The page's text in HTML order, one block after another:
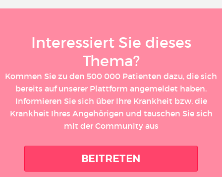
Interessiert Sie dieses
Thema?
Kommen Sie zu den 500 000 Patienten dazu, die sich
bereits auf unserer Plattform angemeldet haben.
Informieren Sie sich über Ihre Krankheit bzw. die
Krankheit Ihres Angehörigen und tauschen Sie sich
mit der Community aus
BEITRETEN